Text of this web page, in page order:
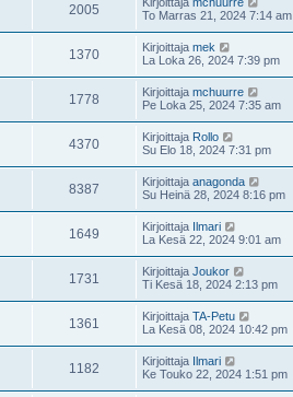
2005
To Marras 21, 2024 7:14 am
1370 Kirjoittaja mek
La Loka 26, 2024 7:39 pm
1778 Kirjoittaja mchuurre
Pe Loka 25, 2024 7:35 am
4370 Kirjoittaja Rollo
Su Elo 18, 2024 7:31 pm
8387 Kirjoittaja anagonda
Su Heinä 28, 2024 8:16 pm
1649 Kirjoittaja Ilmari
La Kesä 22, 2024 9:01 am
1731 Kirjoittaja Joukor
Ti Kesä 18, 2024 2:13 pm
1361 Kirjoittaja TA-Petu
La Kesä 08, 2024 10:42 pm
1182 Kirjoittaja Ilmari
Ke Touko 22, 2024 1:51 pm